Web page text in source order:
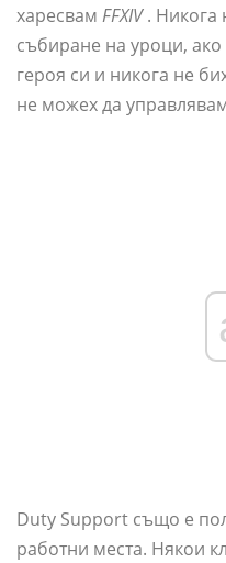
харесвам FFXIV. Никога
събиране на уроци,
героя си и никога не
не можех да
Duty Support също е
работни места. Някои